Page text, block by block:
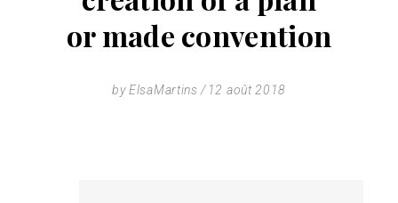
or made convention
byElsaMartins 12 août 2018